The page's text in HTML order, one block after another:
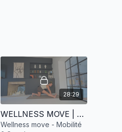
28:29
WELLNESS MOVE | Séance entre cycle 2 & 3 - Mobilité & Souplesse
Wellness move - Mobilité